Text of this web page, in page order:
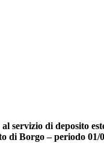
servizio di deposito
di Borgo – periodo 01/